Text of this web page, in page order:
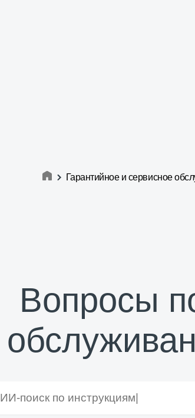
Гарантийное и сервисное
Вопросы